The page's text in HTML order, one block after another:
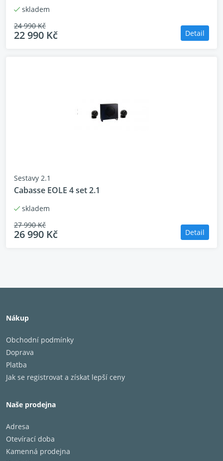
skladem
24 990 Kč
22 990 Kč Detail
Sestavy 2.1
Cabasse EOLE 4 set 2.1
skladem
27 990 Kč
26 990 Kč Detail
Nákup
Obchodní podmínky
Doprava
Platba
Jak se registrovat a získat lepší ceny
Naše prodejna
Adresa
Otevírací doba
Kamenná prodejna